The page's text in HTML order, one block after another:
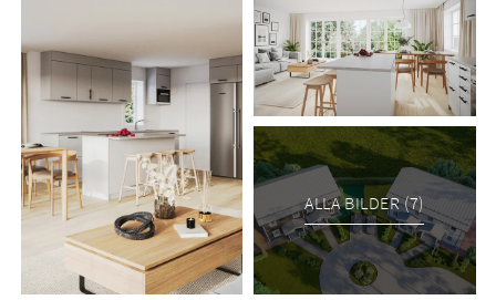
140 kvm boyta.
Stilfull inredning och genomtänkta materialval
Marbodalkök i modernkulör och helkaklade badrum.
Byggstart planeras att ske inom kort, så ta chansen redan nu
att göra detta hem till ditt! Observera att exempelbilder kan
innehålla tillval som påverkar priset. Bjurfors förmedlar
tomten och entreprenadkontrakt tecknas med MittVillan.
Anslutningsavgifter till respektive leverantör ingår i det
angivna priset.
ALLA BILDER (7)